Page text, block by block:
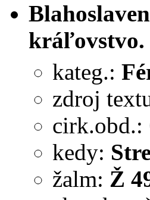
kráľovstvo.
kateg.:
zdroj
cirk.obd.:
kedy:
žalm: Ž